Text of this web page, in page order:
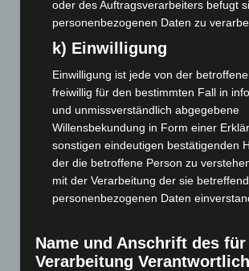
Mai 2026 (99)
März 2026(115)
Februar 2026(109)
Januar 2026(122)
Dezember 2025(103)
November 2025
Oktober 2025(112)
September 2025(93)
Juli 2025(90)
oder des Auftragsverarbeiters befugt
personenbezogenen Daten zu
k) Einwilligung
Einwilligung ist jede von der
freiwillig für den bestimmten Fall in
und unmissverständlich abgegebene
Willensbekundung in Form einer
sonstigen eindeutigen bestätigenden
der die betroffene Person zu
mit der Verarbeitung der sie
personenbezogenen Daten
Name und Anschrift des
Verarbeitung